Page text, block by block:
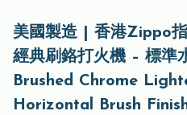
美國製造 | 香港Zippo
經典刷鉻打火機 – 標準
Brushed Chrome
Horizontal Brush